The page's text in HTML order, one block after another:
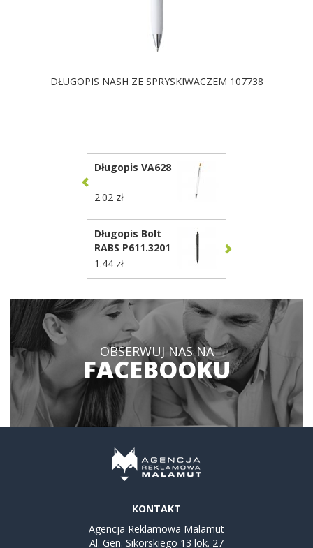
DŁUGOPIS NASH ZE SPRYSKIWACZEM 107738
Długopis VA628
2.02 zł
Długopis Bolt
RABS P611.3201
1.44 zł
OBSERWUJ NAS NA
FACEBOOKU
KONTAKT
Agencja Reklamowa Malamut
Al. Gen. Sikorskiego 13 lok. 27